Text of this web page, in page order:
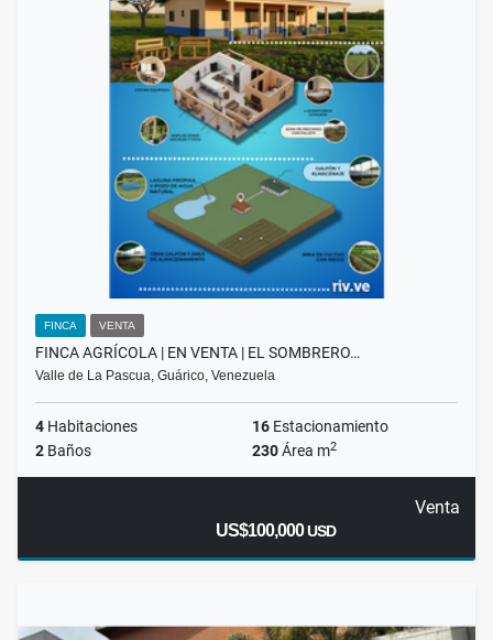
FINCA VENTA
FINCA AGRÍCOLA | EN VENTA | EL SOMBRERO…
Valle de La Pascua, Guárico, Venezuela
4 Habitaciones 16 Estacionamiento
2 Baños 230Área m2
Venta
US$100,000USD